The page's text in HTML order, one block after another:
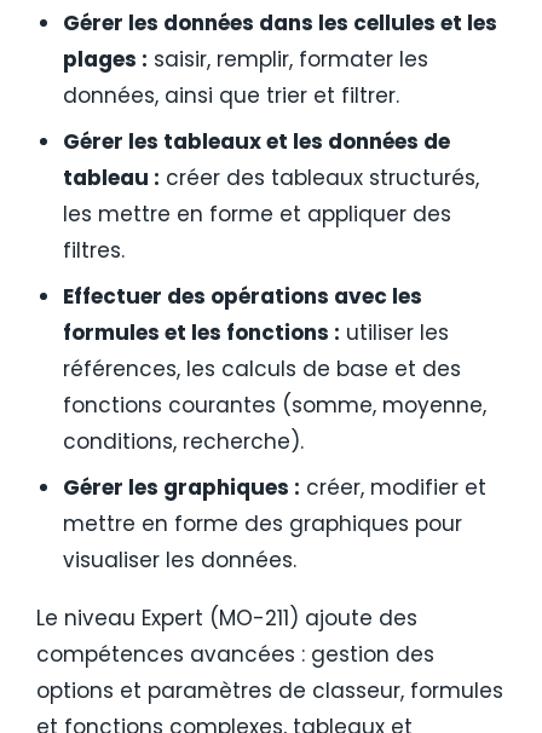
Gérer les données dans les cellules et les
plages : saisir, remplir, formater les
données, ainsi que trier et filtrer.
Gérer les tableaux et les données de
tableau : créer des tableaux structurés,
les mettre en forme et appliquer des
filtres.
Effectuer des opérations avec les
formules et les fonctions : utiliser les
références, les calculs de base et des
fonctions courantes (somme, moyenne,
conditions, recherche).
Gérer les graphiques : créer, modifier et
mettre en forme des graphiques pour
visualiser les données.
Le niveau Expert (MO-211) ajoute des
compétences avancées : gestion des
options et paramètres de classeur, formules
et fonctions complexes, tableaux et